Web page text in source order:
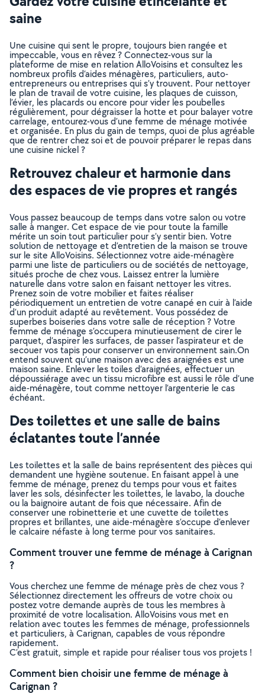
saine
Une cuisine qui sent le propre, toujours bien rangée et
impeccable, vous en rêvez ? Connectez-vous sur la
plateforme de mise en relation AlloVoisins et consultez les
nombreux profils d’aides ménagères, particuliers, auto-
entrepreneurs ou entreprises qui s’y trouvent. Pour nettoyer
le plan de travail de votre cuisine, les plaques de cuisson,
l’évier, les placards ou encore pour vider les poubelles
régulièrement, pour dégraisser la hotte et pour balayer votre
carrelage, entourez-vous d’une femme de ménage motivée
et organisée. En plus du gain de temps, quoi de plus agréable
que de rentrer chez soi et de pouvoir préparer le repas dans
une cuisine nickel ?
Retrouvez chaleur et harmonie dans
des espaces de vie propres et rangés
Vous passez beaucoup de temps dans votre salon ou votre
salle à manger. Cet espace de vie pour toute la famille
mérite un soin tout particulier pour s’y sentir bien. Votre
solution de nettoyage et d’entretien de la maison se trouve
sur le site AlloVoisins. Sélectionnez votre aide-ménagère
parmi une liste de particuliers ou de sociétés de nettoyage,
situés proche de chez vous. Laissez entrer la lumière
naturelle dans votre salon en faisant nettoyer les vitres.
Prenez soin de votre mobilier et faites réaliser
périodiquement un entretien de votre canapé en cuir à l’aide
d’un produit adapté au revêtement. Vous possédez de
superbes boiseries dans votre salle de réception ? Votre
femme de ménage s’occupera minutieusement de cirer le
parquet, d’aspirer les surfaces, de passer l’aspirateur et de
secouer vos tapis pour conserver un environnement sain.On
entend souvent qu’une maison avec des araignées est une
maison saine. Enlever les toiles d’araignées, effectuer un
dépoussiérage avec un tissu microfibre est aussi le rôle d’une
aide-ménagère, tout comme nettoyer l’argenterie le cas
échéant.
Des toilettes et une salle de bains
éclatantes toute l’année
Les toilettes et la salle de bains représentent des pièces qui
demandent une hygiène soutenue. En faisant appel à une
femme de ménage, prenez du temps pour vous et faites
laver les sols, désinfecter les toilettes, le lavabo, la douche
ou la baignoire autant de fois que nécessaire. Afin de
conserver une robinetterie et une cuvette de toilettes
propres et brillantes, une aide-ménagère s’occupe d’enlever
le calcaire néfaste à long terme pour vos sanitaires.
Comment trouver une femme de ménage à Carignan
?
Vous cherchez une femme de ménage près de chez vous ?
Sélectionnez directement les offreurs de votre choix ou
postez votre demande auprès de tous les membres à
proximité de votre localisation. AlloVoisins vous met en
relation avec toutes les femmes de ménage, professionnels
et particuliers, à Carignan, capables de vous répondre
rapidement.
C’est gratuit, simple et rapide pour réaliser tous vos projets !
Comment bien choisir une femme de ménage à
Carignan ?